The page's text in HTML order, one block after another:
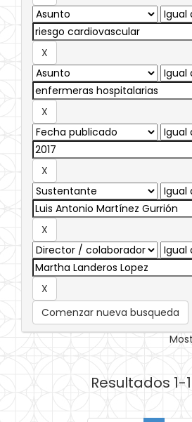
Comenzar nueva busqueda
Resultados 1-